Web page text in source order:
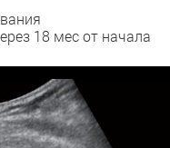
18 мес от начала